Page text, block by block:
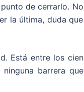
de cerrarlo. No
la última, duda que
Está entre los cien
barrera que